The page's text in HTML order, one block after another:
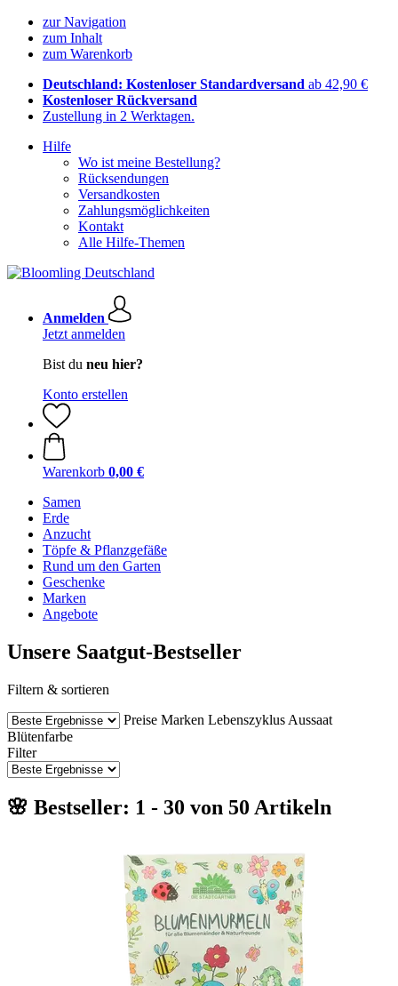
zur Navigation
zum Inhalt
zum Warenkorb
Deutschland: Kostenloser Standardversand ab 42,90 €
Kostenloser Rückversand
Zustellung in 2 Werktagen.
Hilfe
Wo ist meine Bestellung?
Rücksendungen
Versandkosten
Zahlungsmöglichkeiten
Kontakt
Alle Hilfe-Themen
Anmelden
Jetzt anmelden
Bist du neu hier?
Konto erstellen
Warenkorb 0,00 €
Samen
Erde
Anzucht
Töpfe & Pflanzgefäße
Rund um den Garten
Geschenke
Marken
Angebote
Unsere Saatgut-Bestseller
Filtern & sortieren
Preise Marken Lebenszyklus Aussaat
Blütenfarbe
Filter
🌸 Bestseller: 1 - 30 von 50 Artikeln